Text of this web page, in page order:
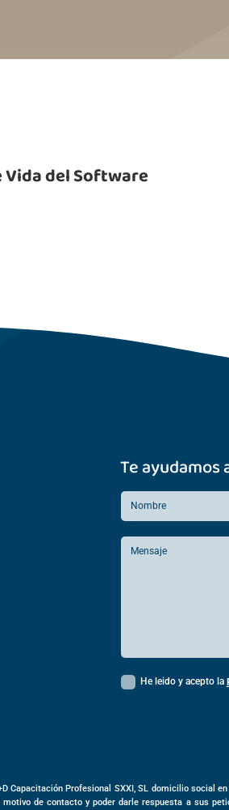
Vida del Software
Te
He leido y acepto la
Capacitación Profesional SXXI, SL domicilio social en
de contacto y poder darle respuesta a sus